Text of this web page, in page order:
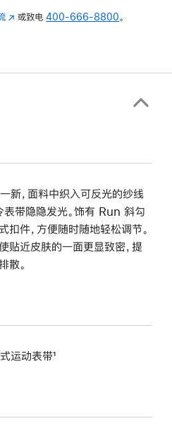
(在
中
或致电400-666-8800 。
新，面料中织入可反光的纱线
表带隐隐发光。饰有 Run 斜勾
扣件，方便随时随地轻松调节。
贴近皮肤的一面更显致密，提
散。
运动表带¹